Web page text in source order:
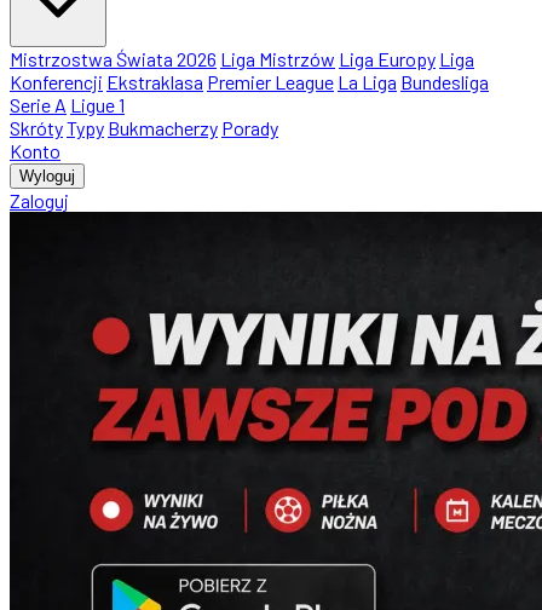
Mistrzostwa Świata 2026 Liga Mistrzów Liga Europy Liga
Konferencji Ekstraklasa Premier League La Liga Bundesliga
Serie A Ligue 1
SkrótyTypy Bukmacherzy Porady
Konto
Wyloguj
Zaloguj